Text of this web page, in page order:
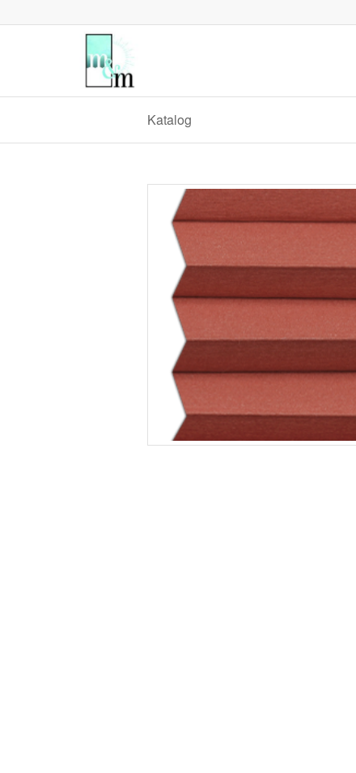
Katalog